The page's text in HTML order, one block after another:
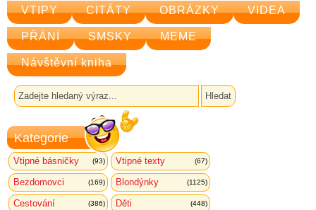
VTIPY CITÁTY OBRÁZKY VIDEA
PŘÁNÍ SMSKY MEME
Návštěvní kniha
Kategorie
Vtipné básničky (93) Vtipné texty (67)
Bezdomovci (169) Blondýnky (1125)
Cestování (386) Děti (448)